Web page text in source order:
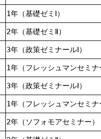
1年（基礎ゼミⅠ）
2年（基礎ゼミⅡ）
3年（政策ゼミナールⅠ）
1年（フレッシュマンセミナ
3年（政策ゼミナールⅠ）
1年（フレッシュマンセミナ
2年（ソフォモアセミナー）